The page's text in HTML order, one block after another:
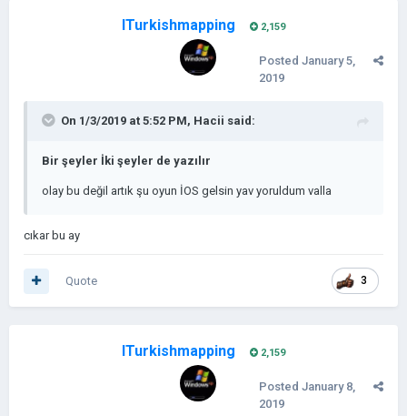
HAİN !
ITurkishmapping 2,159
Posted January 5,
2019
On 1/3/2019 at 5:52 PM, Hacii said:
Bir şeyler İki şeyler de yazılır
olay bu değil artık şu oyun İOS gelsin yav yoruldum valla
cıkar bu ay
3
Quote
ITurkishmapping 2,159
Posted January 8,
2019